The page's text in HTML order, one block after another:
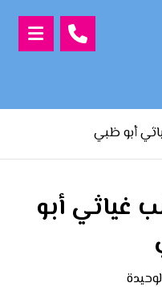
أبو ظبي
أبو